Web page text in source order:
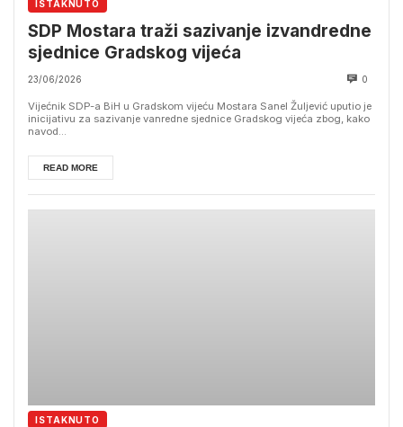
ISTAKNUTO
SDP Mostara traži sazivanje izvandredne
sjednice Gradskog vijeća
23/06/2026 0
Vijećnik SDP-a BiH u Gradskom vijeću Mostara Sanel Žuljević uputio je
inicijativu za sazivanje vanredne sjednice Gradskog vijeća zbog, kako
navod...
READ MORE
ISTAKNUTO